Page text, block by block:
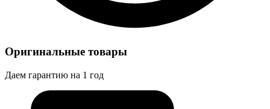
Оригинальные товары
Даем гарантию на 1 год